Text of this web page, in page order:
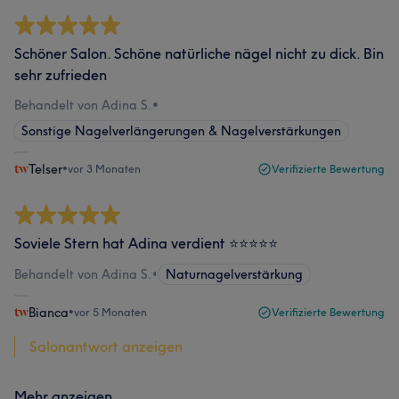
Schöner Salon. Schöne natürliche nägel nicht zu dick. Bin
sehr zufrieden
Behandelt von Adina S.•
Sonstige Nagelverlängerungen & Nagelverstärkungen
Telser•vor 3 Monaten Verifizierte Bewertung
Soviele Stern hat Adina verdient ⭐️⭐️⭐️⭐️⭐️
Behandelt von Adina S.• Naturnagelverstärkung
Bianca•vor 5 Monaten Verifizierte Bewertung
Salonantwort anzeigen